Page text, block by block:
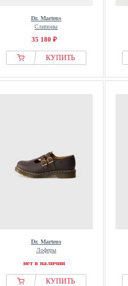
Dr. Martens
Слипоны
35 180 ₽
КУПИТЬ
Dr. Martens
Лоферы
нет в наличии
КУПИТЬ